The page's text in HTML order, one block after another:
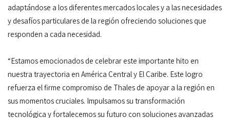
adaptándose a los diferentes mercados locales y a las necesidades
y desafíos particulares de la región ofreciendo soluciones que
responden a cada necesidad.
“Estamos emocionados de celebrar este importante hito en
nuestra trayectoria en América Central y El Caribe. Este logro
refuerza el firme compromiso de Thales de apoyar a la región en
sus momentos cruciales. Impulsamos su transformación
tecnológica y fortalecemos su futuro con soluciones avanzadas